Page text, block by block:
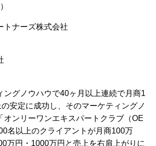
トナーズ株式会社
ングノウハウで40ヶ月以上連続で月商1
安定に成功し、そのマーケティングノ
オンリーワンエキスパートクラブ（OE
名以上のクライアントが月商100万
万円・1000万円と売上を右肩上がりに